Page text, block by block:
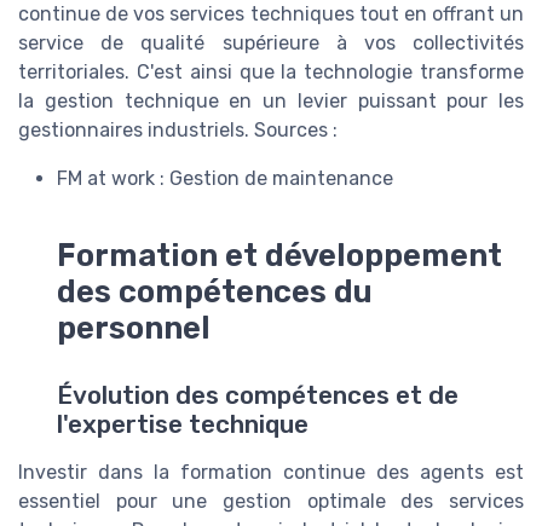
continue de vos services techniques tout en offrant un
service de qualité supérieure à vos collectivités
territoriales. C'est ainsi que la technologie transforme
la gestion technique en un levier puissant pour les
gestionnaires industriels. Sources :
FM at work : Gestion de maintenance
Formation et développement
des compétences du
personnel
Évolution des compétences et de
l'expertise technique
Investir dans la formation continue des agents est
essentiel pour une gestion optimale des services